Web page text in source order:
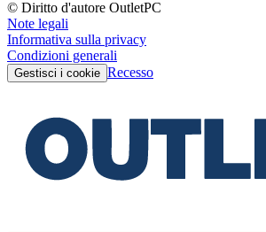
© Diritto d'autore OutletPC
Note legali
Informativa sulla privacy
Condizioni generali
Gestisci i cookie Recesso